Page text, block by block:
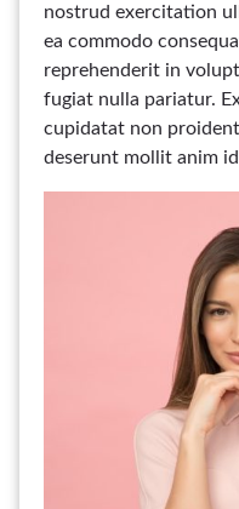
nostrud exercitation
ea commodo
reprehenderit in
fugiat nulla pariatur.
cupidatat non
deserunt mollit anim